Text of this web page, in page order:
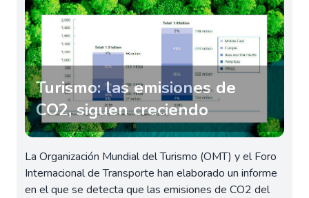
Turismo: las emisiones de
CO2, siguen creciendo
La Organización Mundial del Turismo (OMT) y el Foro
Internacional de Transporte han elaborado un informe
en el que se detecta que las emisiones de CO2 del